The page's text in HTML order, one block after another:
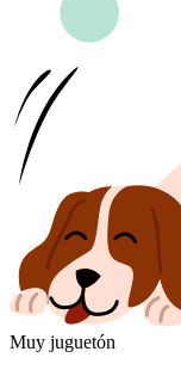
Muy juguetón